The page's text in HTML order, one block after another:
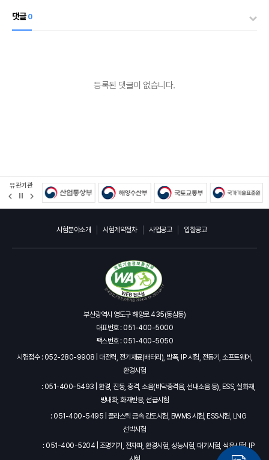
댓글0
등록된 댓글이 없습니다.
유관기관
정
지
시험분야소개 시험계약절차 사업공고 입찰공고
부산광역시 영도구 해양로 435(동삼동)
대표번호 : 051-400-5000
팩스번호 : 051-400-5050
시험접수 : 052-280-9908 | 대전력, 전기재료(배터리), 방폭, IP 시험, 전동기, 소프트웨어,
환경시험
: 051-400-5493 | 환경, 진동, 충격, 소음(바닥충격음, 선내소음 등), ESS, 실화재,
방내화, 화재반응, 선급시험
: 051-400-5495 | 플라스틱 금속 강도시험, BWMS 시험, ESS시험, LNG
선박시험
: 051-400-5204 | 조명기기, 전자파, 환경시험, 성능시험, 대기시험, 석유시험, IP